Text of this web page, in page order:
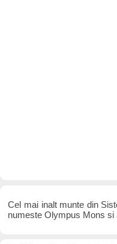
Cel mai inalt munte din
numeste Olympus Mons si